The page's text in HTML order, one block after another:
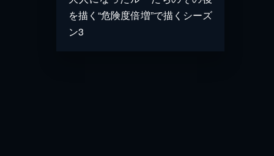
を描く“危険度倍増”で描くシーズ
ン3